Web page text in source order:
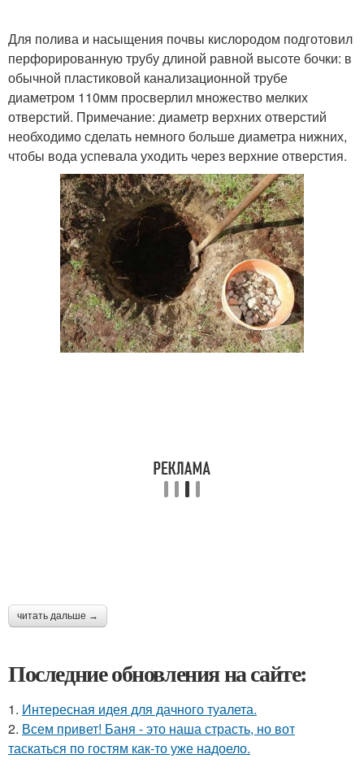
Для полива и насыщения почвы кислородом подготовил
перфорированную трубу длиной равной высоте бочки: в
обычной пластиковой канализационной трубе
диаметром 110мм просверлил множество мелких
отверстий. Примечание: диаметр верхних отверстий
необходимо сделать немного больше диаметра нижних,
чтобы вода успевала уходить через верхние отверстия.
читать дальше →
Последние обновления на сайте:
1. Интересная идея для дачного туалета.
2. Всем привет! Баня - это наша страсть, но вот
таскаться по гостям как-то уже надоело.